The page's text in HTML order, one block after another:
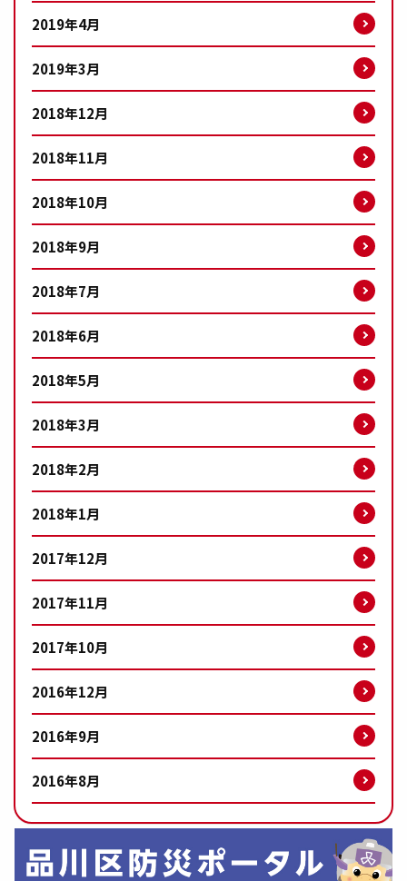
2019年4月
2019年3月
2018年12月
2018年11月
2018年10月
2018年9月
2018年7月
2018年6月
2018年5月
2018年3月
2018年2月
2018年1月
2017年12月
2017年11月
2017年10月
2016年12月
2016年9月
2016年8月